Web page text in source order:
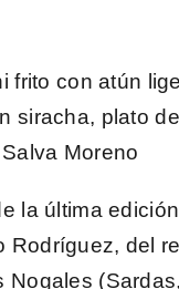
frito con atún
siracha, plato
Moreno
la última
Rodríguez, del
Nogales